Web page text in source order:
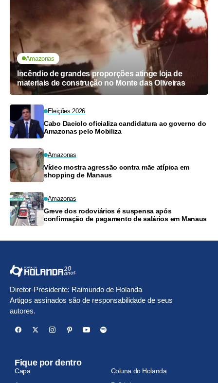
Amazonas
Incêndio de grandes proporções atinge loja de
materiais de construção no Monte das Oliveiras
Eleições 2026
Cabo Daciolo oficializa candidatura ao governo do
Amazonas pelo Mobiliza
Amazonas
Vídeo mostra agressão contra mãe atípica em
shopping de Manaus
Amazonas
Greve dos rodoviários é suspensa após
confirmação de pagamento de salários em Manaus
Diretor-Presidente: Raimundo de Holanda
Artigos assinados são de responsabilidade de seus
autores.
Fique por dentro
Capa
Coluna do Holanda